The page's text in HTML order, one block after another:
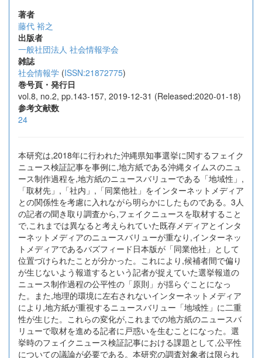
著者
藤代 裕之
出版者
一般社団法人 社会情報学会
雑誌
社会情報学 (ISSN:21872775)
巻号頁・発行日
vol.8, no.2, pp.143-157, 2019-12-31 (Released:2020-01-18)
参考文献数
24
本研究は,2018年に行われた沖縄県知事選挙に関するフェイク
ニュース検証記事を事例に,地方紙である沖縄タイムスのニュ
ース制作過程を,地方紙のニュースバリューである「地域性」,
「取材先」,「社内」,「同業他社」をインターネットメディア
との関係性を考慮に入れながら明らかにしたものである。3人
の記者の聞き取り調査から,フェイクニュースを取材すること
で,これまでは異なると考えられていた既存メディアとインタ
ーネットメディアのニュースバリューが重なり,インターネッ
トメディアであるバズフィード日本版が「同業他社」として
位置づけられたことが分かった。これにより,候補者間で偏り
が生じないよう報道するという記者が捉えていた選挙報道の
ニュース制作過程の公平性の「原則」が揺らぐことになっ
た。また,地理的環境に左右されないインターネットメディア
により,地方紙が重視するニュースバリュー「地域性」に二重
性が生じた。これらの変化が,これまでの地方紙のニュースバ
リューで取材を進める記者に戸惑いを生むことになった。選
挙時のフェイクニュース検証記事における課題として,公平性
についての議論が必要である。本研究の調査対象者は限られ